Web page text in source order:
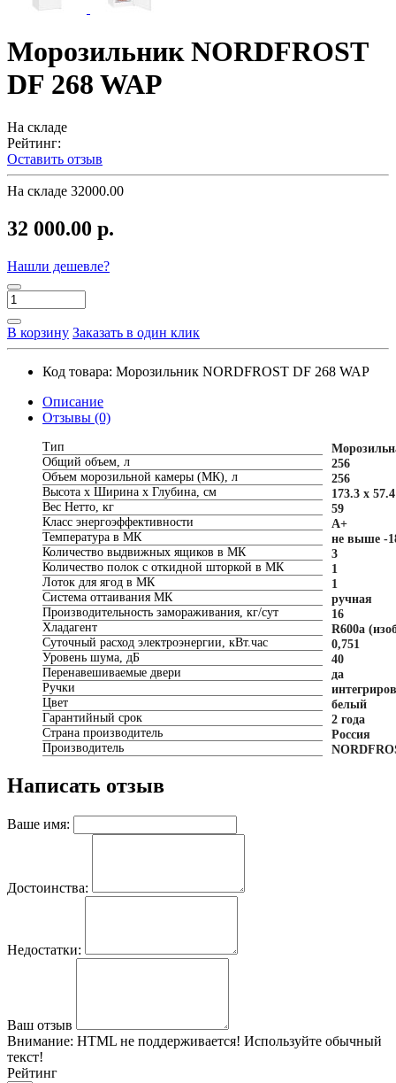
Морозильник NORDFROST
DF 268 WAP
На складе
Рейтинг:
Оставить отзыв
На складе 32000.00
32 000.00 р.
Нашли дешевле?
В корзину Заказать в один клик
Код товара: Морозильник NORDFROST DF 268 WAP
Описание
Отзывы (0)
Тип
Общий объем, л
256
Объем морозильной камеры (МК), л
256
Высота х Ширина х Глубина, см
173.3 x
Вес Нетто, кг
59
Класс энергоэффективности
A+
Температура в МК
не выше -
Количество выдвижных ящиков в МК
3
Количество полок с откидной шторкой в МК
1
Лоток для ягод в МК
1
Система оттаивания МК
ручная
Производительность замораживания, кг/сут
16
Хладагент
R600a
Суточный расход электроэнергии, кВт.час
0,751
Уровень шума, дБ
40
Перенавешиваемые двери
да
Ручки
Цвет
белый
Гарантийный срок
2 года
Страна производитель
Россия
Производитель
Написать отзыв
Ваше имя:
Достоинства:
Недостатки:
Ваш отзыв
Внимание: HTML не поддерживается! Используйте обычный
текст!
Рейтинг